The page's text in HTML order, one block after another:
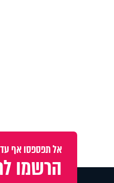
אל תפספסו אף
הרשמו